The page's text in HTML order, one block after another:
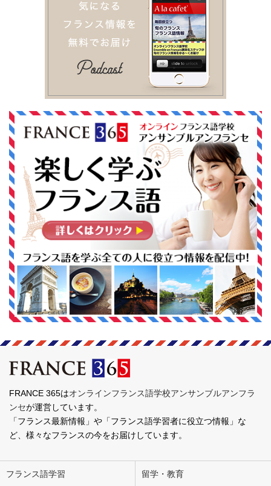
FRANCE 365はオンラインフランス語学校アンサンブルアンフラ
ンセが運営しています。
「フランス最新情報」や「フランス語学習者に役立つ情報」な
ど、様々なフランスの今をお届けしています。
フランス語学習 留学・教育